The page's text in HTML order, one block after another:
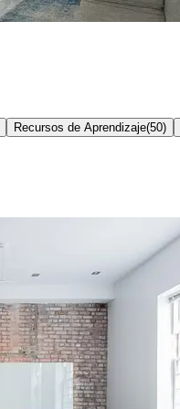
Recursos de Aprendizaje(50)